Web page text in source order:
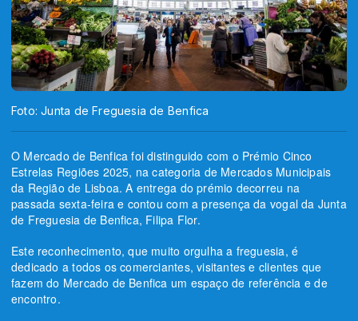
Foto: Junta de Freguesia de Benfica
O Mercado de Benfica foi distinguido com o Prémio Cinco
Estrelas Regiões 2025, na categoria de Mercados Municipais
da Região de Lisboa. A entrega do prémio decorreu na
passada sexta-feira e contou com a presença da vogal da Junta
de Freguesia de Benfica, Filipa Flor.
Este reconhecimento, que muito orgulha a freguesia, é
dedicado a todos os comerciantes, visitantes e clientes que
fazem do Mercado de Benfica um espaço de referência e de
encontro.